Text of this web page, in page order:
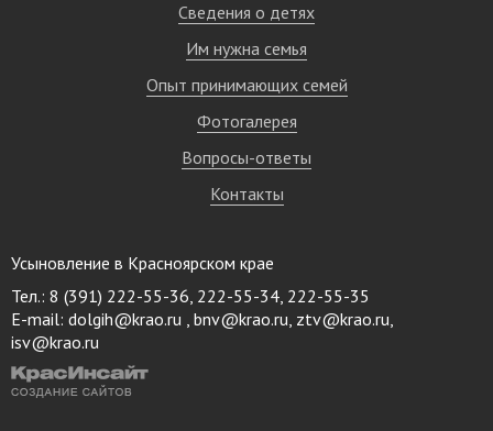
Сведения о детях
Им нужна семья
Опыт принимающих семей
Фотогалерея
Вопросы-ответы
Контакты
Усыновление в Красноярском крае
Тел.: 8 (391) 222-55-36, 222-55-34, 222-55-35
E-mail: dolgih@krao.ru , bnv@krao.ru, ztv@krao.ru,
isv@krao.ru